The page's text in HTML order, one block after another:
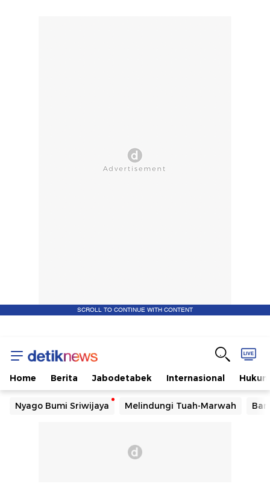
SCROLL TO CONTINUE WITH CONTENT
Home Berita Jabodetabek Internasional Hukum
Nyago Bumi Sriwijaya Melindungi Tuah-Marwah